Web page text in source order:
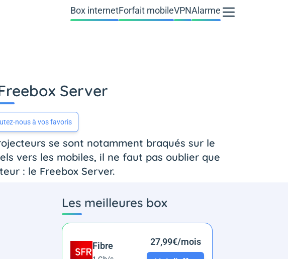
Box internetForfait mobileVPNAlarme
Server
nous à vos favoris
se sont notamment braqués sur le
vers les mobiles, il ne faut pas oublier que
: le Freebox Server.
Les meilleures box
Fibre
27,99€/mois